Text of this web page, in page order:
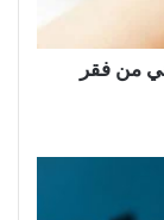
من فقر